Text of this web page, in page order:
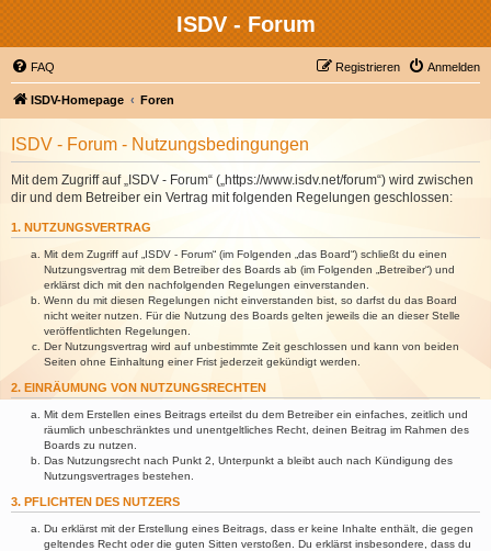
ISDV - Forum
FAQ Anmelden
Registrieren
ISDV-Homepage Foren
ISDV - Forum - Nutzungsbedingungen
Mit dem Zugriff auf „ISDV - Forum“ („https://www.isdv.net/forum“) wird zwischen
dir und dem Betreiber ein Vertrag mit folgenden Regelungen geschlossen:
1. NUTZUNGSVERTRAG
Mit dem Zugriff auf „ISDV - Forum“ (im Folgenden „das Board“) schließt du einen
Nutzungsvertrag mit dem Betreiber des Boards ab (im Folgenden „Betreiber“) und
erklärst dich mit den nachfolgenden Regelungen einverstanden.
Wenn du mit diesen Regelungen nicht einverstanden bist, so darfst du das Board
nicht weiter nutzen. Für die Nutzung des Boards gelten jeweils die an dieser Stelle
veröffentlichten Regelungen.
Der Nutzungsvertrag wird auf unbestimmte Zeit geschlossen und kann von beiden
Seiten ohne Einhaltung einer Frist jederzeit gekündigt werden.
2. EINRÄUMUNG VON NUTZUNGSRECHTEN
Mit dem Erstellen eines Beitrags erteilst du dem Betreiber ein einfaches, zeitlich und
räumlich unbeschränktes und unentgeltliches Recht, deinen Beitrag im Rahmen des
Boards zu nutzen.
Das Nutzungsrecht nach Punkt 2, Unterpunkt a bleibt auch nach Kündigung des
Nutzungsvertrages bestehen.
3. PFLICHTEN DES NUTZERS
Du erklärst mit der Erstellung eines Beitrags, dass er keine Inhalte enthält, die gegen
geltendes Recht oder die guten Sitten verstoßen. Du erklärst insbesondere, dass du